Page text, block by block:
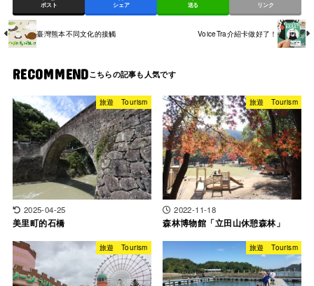
ポスト シェア 送る リンク
臺灣熊本不同文化的接觸 VoiceTra介紹卡做好了！
RECOMMEND
旅遊 Tourism
2025-04-25
美里町的石橋
旅遊 Tourism
2022-11-18
森林博物館「立田山休憩森林」
旅遊 Tourism 旅遊 Tourism